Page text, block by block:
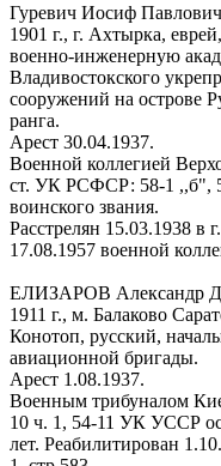
Гуревич Иосиф Павлович
1901 г., г. Ахтырка,
военно-инженерную
Владивостокского
сооружений на острове
ранга.
Арест 30.04.1937.
Военной коллегией
ст. УК РСФСР: 58-1 ,,б",
воинского звания.
Расстрелян 15.03.1938 в
17.08.1957 военной
ЕЛИЗАРОВ Александр
1911 г., м. Балаково
Конотоп, русский,
авиационной бригады.
Арест 1.08.1937.
Военным трибуналом
10 ч. 1, 54-11 УК УССР
лет. Реабилитирован